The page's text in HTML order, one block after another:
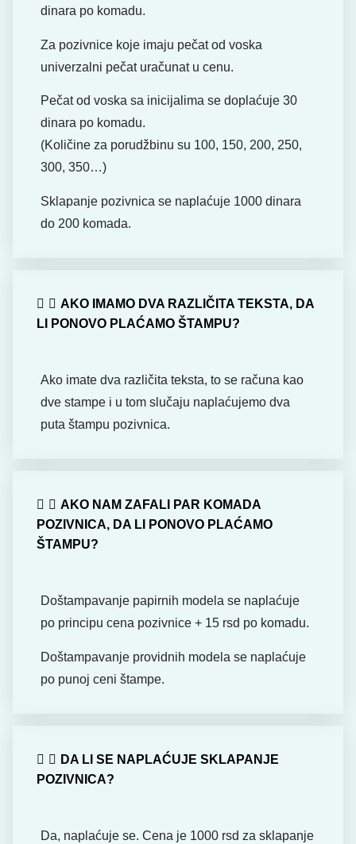
dinara po komadu.
Za pozivnice koje imaju pečat od voska
univerzalni pečat uračunat u cenu.
Pečat od voska sa inicijalima se doplaćuje 30
dinara po komadu.
(Količine za porudžbinu su 100, 150, 200, 250,
300, 350…)
Sklapanje pozivnica se naplaćuje 1000 dinara
do 200 komada.
AKO IMAMO DVA RAZLIČITA TEKSTA, DA
LI PONOVO PLAĆAMO ŠTAMPU?
Ako imate dva različita teksta, to se računa kao
dve stampe i u tom slučaju naplaćujemo dva
puta štampu pozivnica.
AKO NAM ZAFALI PAR KOMADA
POZIVNICA, DA LI PONOVO PLAĆAMO
ŠTAMPU?
Doštampavanje papirnih modela se naplaćuje
po principu cena pozivnice + 15 rsd po komadu.
Doštampavanje providnih modela se naplaćuje
po punoj ceni štampe.
DA LI SE NAPLAĆUJE SKLAPANJE
POZIVNICA?
Da, naplaćuje se. Cena je 1000 rsd za sklapanje